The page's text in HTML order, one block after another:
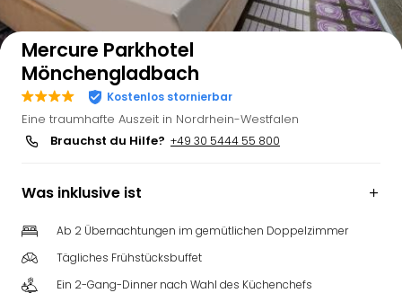
Auf der Karte anzeigen
Mercure Parkhotel
Mönchengladbach
Kostenlos stornierbar
Eine traumhafte Auszeit in Nordrhein-Westfalen
Brauchst du Hilfe? +49 30 5444 55 800
Was inklusive ist
Ab 2 Übernachtungen im gemütlichen Doppelzimmer
Tägliches Frühstücksbuffet
Ein 2-Gang-Dinner nach Wahl des Küchenchefs